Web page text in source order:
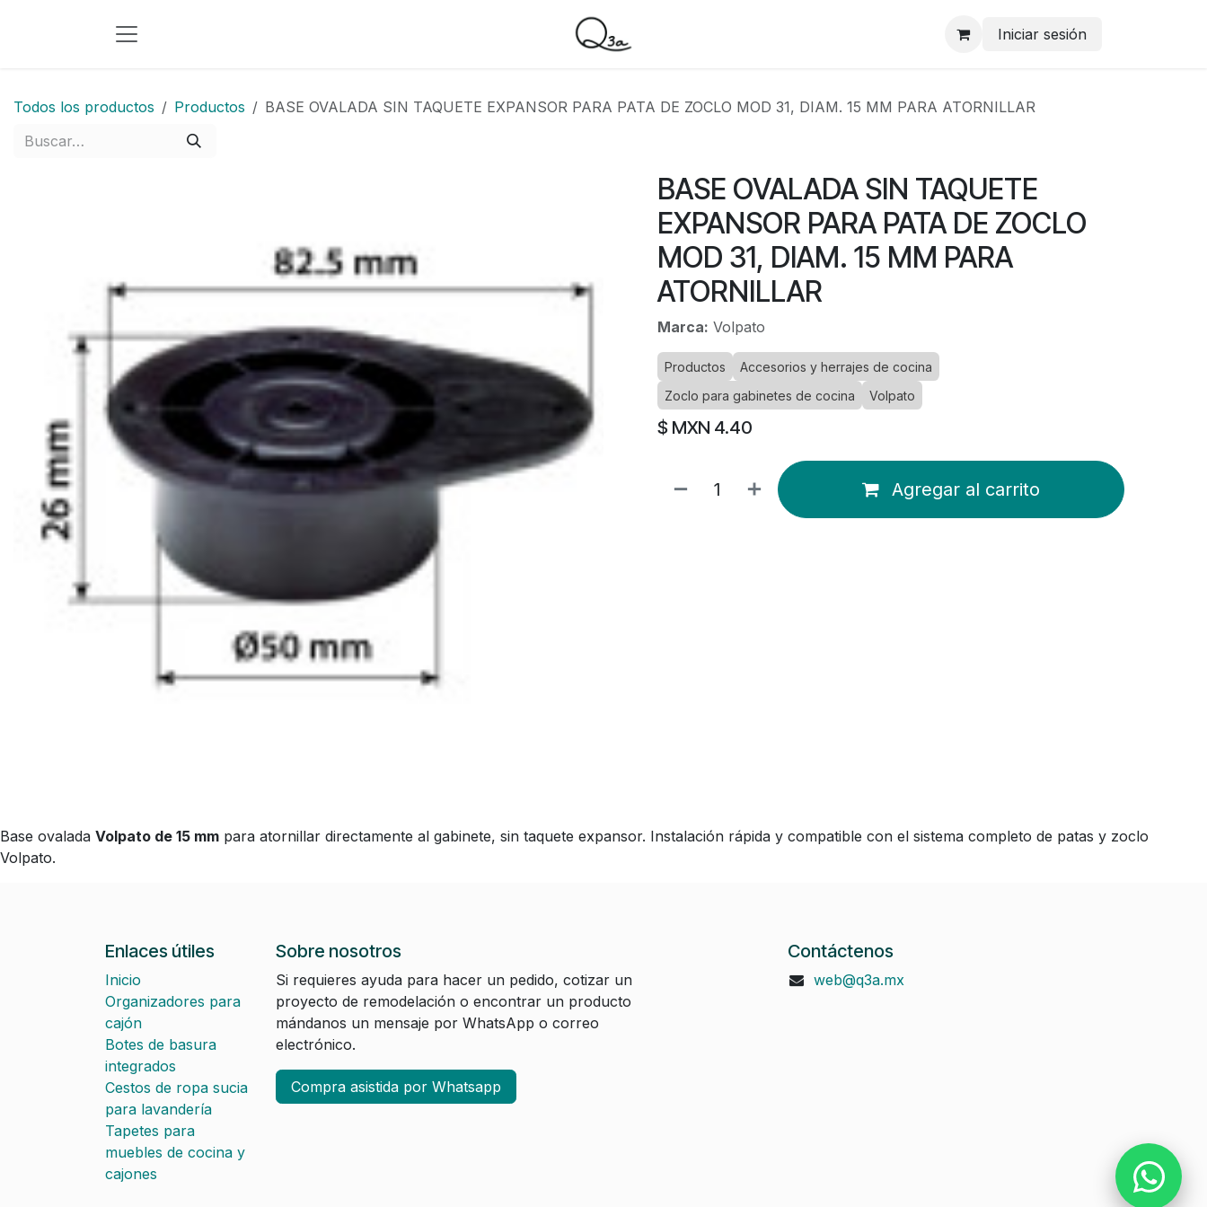
Iniciar sesión
Todos los productos Productos BASE OVALADA SIN TAQUETE EXPANSOR PARA PATA DE ZOCLO MOD 31, DIAM. 15 MM PARA ATORNILLAR
BASE OVALADA SIN TAQUETE
EXPANSOR PARA PATA DE ZOCLO
MOD 31, DIAM. 15 MM PARA
ATORNILLAR
Marca: Volpato
Productos
Accesorios y herrajes de cocina
Zoclo para gabinetes de cocina
Volpato
$ MXN 4.40
Agregar al carrito
Base ovalada Volpato de 15 mm para atornillar directamente al gabinete, sin taquete expansor. Instalación rápida y compatible con el sistema completo de patas y zoclo
Volpato.
Enlaces útiles
Inicio
Organizadores para
cajón
Botes de basura
integrados
Cestos de ropa sucia
para lavandería
Tapetes para
muebles de cocina y
cajones
Sobre nosotros
Si requieres ayuda para hacer un pedido, cotizar un
proyecto de remodelación o encontrar un producto
mándanos un mensaje por WhatsApp o correo
electrónico.
Compra asistida por Whatsapp
Contáctenos
web@q3a.mx